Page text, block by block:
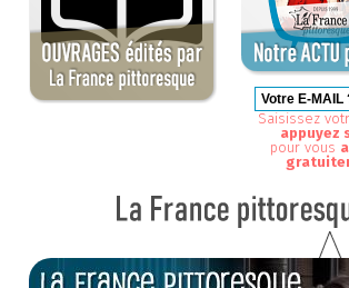
Saisissez
appuyez
pour vous